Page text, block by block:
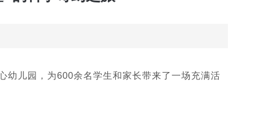
幼儿园，为600余名学生和家长带来了一场充满活